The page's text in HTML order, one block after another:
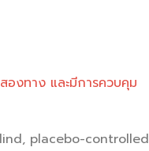
งทาง และมีการควบคุม
placebo-controlled